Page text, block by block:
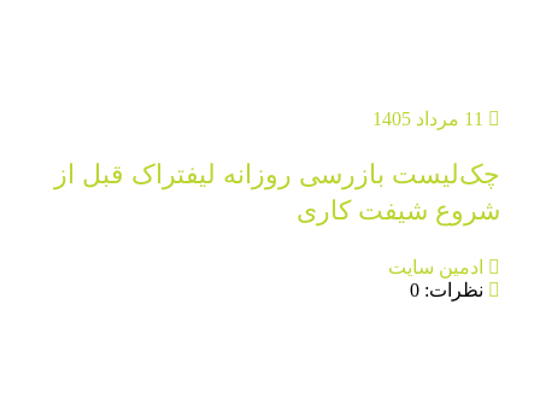
11 مرداد 1405
چک‌لیست بازرسی روزانه لیفتراک قبل از
شروع شیفت کاری
ادمین سایت
نظرات: 0